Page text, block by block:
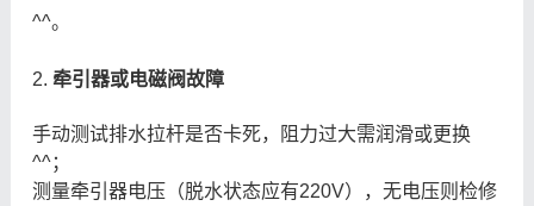
^^。
2. 牵引器或电磁阀故障
手动测试排水拉杆是否卡死，阻力过大需润滑或更换
^^；
测量牵引器电压（脱水状态应有220V），无电压则检修